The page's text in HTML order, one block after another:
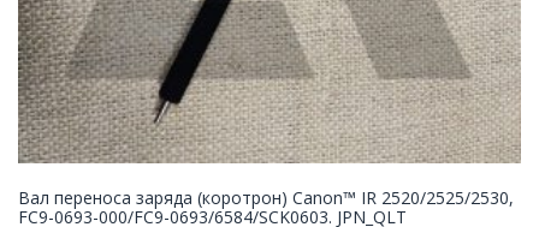
Вал переноса заряда (коротрон) Canon™ IR 2520/2525/2530,
FC9-0693-000/FC9-0693/6584/SCK0603. JPN_QLT